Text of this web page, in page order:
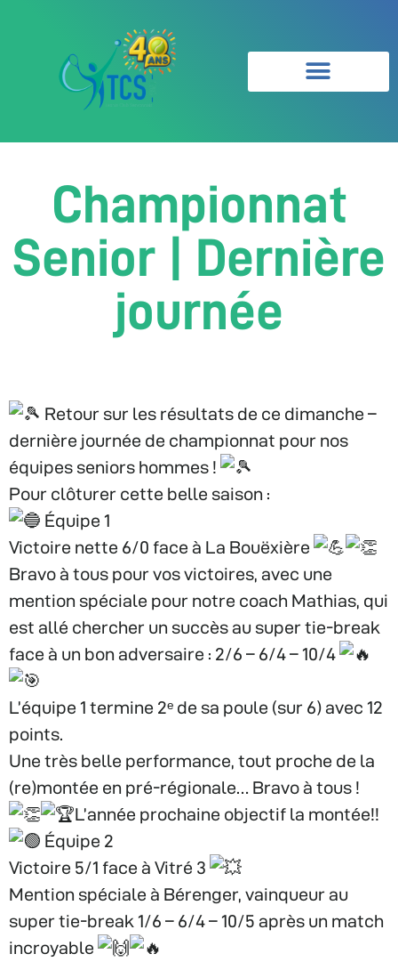
Championnat
Senior | Dernière
journée
Retour sur les résultats de ce dimanche –
dernière journée de championnat pour nos
équipes seniors hommes !
Pour clôturer cette belle saison :
Équipe 1
Victoire nette 6/0 face à La Bouëxière
Bravo à tous pour vos victoires, avec une
mention spéciale pour notre coach Mathias, qui
est allé chercher un succès au super tie-break
face à un bon adversaire : 2/6 – 6/4 – 10/4
L’équipe 1 termine 2ᵉ de sa poule (sur 6) avec 12
points.
Une très belle performance, tout proche de la
(re)montée en pré-régionale… Bravo à tous !
L’année prochaine objectif la montée!!
Équipe 2
Victoire 5/1 face à Vitré 3
Mention spéciale à Bérenger, vainqueur au
super tie-break 1/6 – 6/4 – 10/5 après un match
incroyable